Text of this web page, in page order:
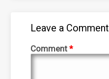
Leave a Comment
Comment*